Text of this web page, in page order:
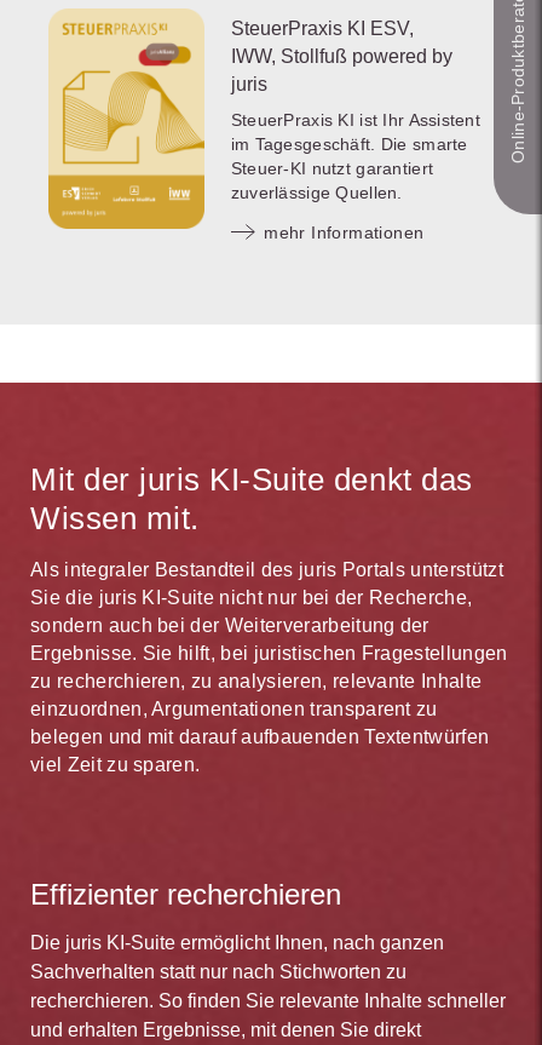
SteuerPraxis KI ESV,
IWW, Stollfuß powered by
juris
SteuerPraxis KI ist Ihr Assistent
im Tagesgeschäft. Die smarte
Steuer-KI nutzt garantiert
zuverlässige Quellen.
mehr Informationen
Mit der juris KI-Suite denkt das
Wissen mit.
Als integraler Bestandteil des juris Portals unterstützt
Sie die juris KI-Suite nicht nur bei der Recherche,
sondern auch bei der Weiterverarbeitung der
Ergebnisse. Sie hilft, bei juristischen Fragestellungen
zu recherchieren, zu analysieren, relevante Inhalte
einzuordnen, Argumentationen transparent zu
belegen und mit darauf aufbauenden Textentwürfen
viel Zeit zu sparen.
Effizienter recherchieren
Die juris KI-Suite ermöglicht Ihnen, nach ganzen
Sachverhalten statt nur nach Stichworten zu
recherchieren. So finden Sie relevante Inhalte schneller
und erhalten Ergebnisse, mit denen Sie direkt
Online-Produkt­berater